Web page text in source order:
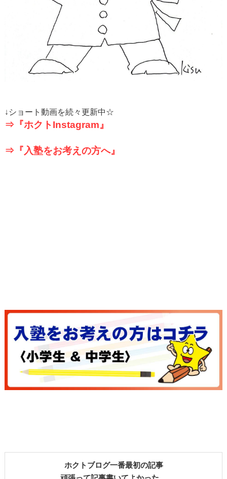
↓ ショート動画を続々更新中☆
⇒『ホクトInstagram 』
⇒『入塾をお考えの方へ』
ホクトブログ一番最初の記事